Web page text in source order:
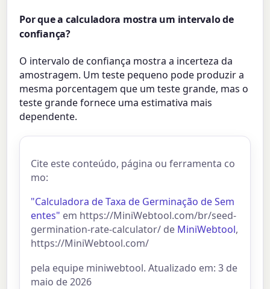
Por que a calculadora mostra um intervalo de
confiança?
O intervalo de confiança mostra a incerteza da
amostragem. Um teste pequeno pode produzir a
mesma porcentagem que um teste grande, mas o
teste grande fornece uma estimativa mais
dependente.
Cite este conteúdo, página ou ferramenta co
mo:
"Calculadora de Taxa de Germinação de Sem
entes" em https://MiniWebtool.com/br/seed-
germination-rate-calculator/ de MiniWebtool,
https://MiniWebtool.com/
pela equipe miniwebtool. Atualizado em: 3 de
maio de 2026